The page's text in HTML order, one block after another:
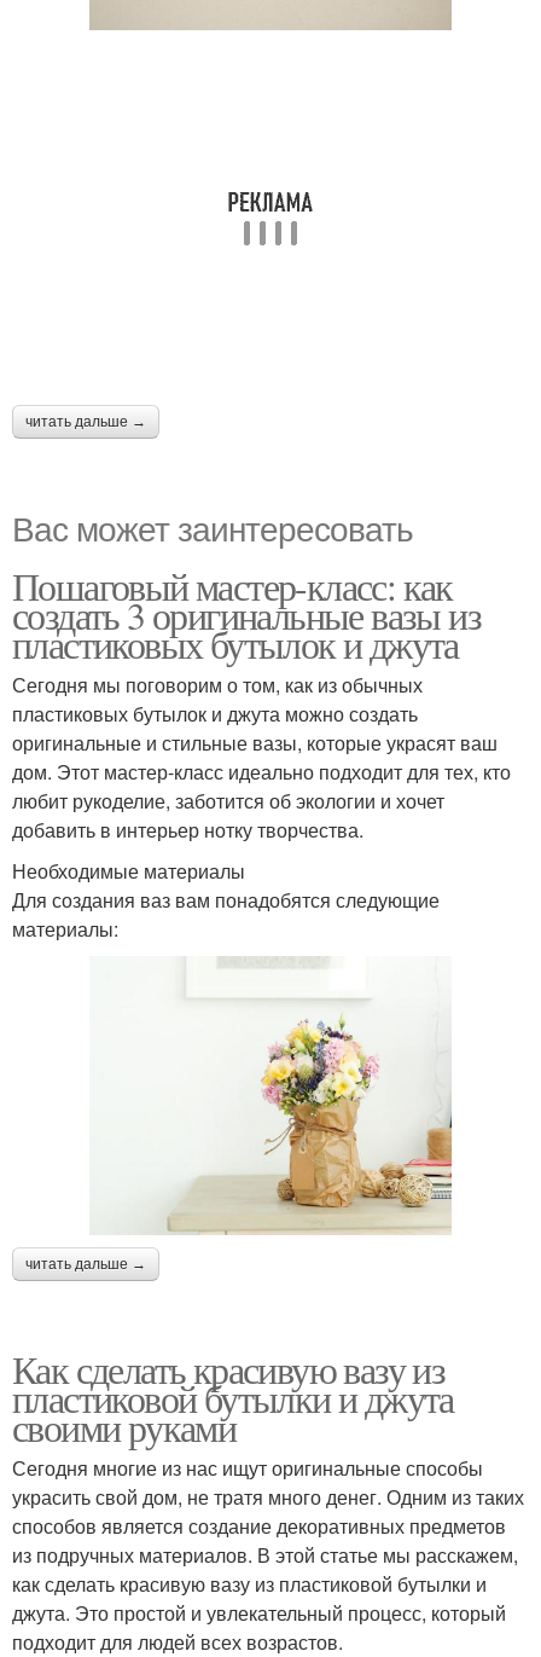
читать дальше →
Вас может заинтересовать
Пошаговый мастер-класс: как
создать 3 оригинальные вазы из
пластиковых бутылок и джута
Сегодня мы поговорим о том, как из обычных
пластиковых бутылок и джута можно создать
оригинальные и стильные вазы, которые украсят ваш
дом. Этот мастер-класс идеально подходит для тех, кто
любит рукоделие, заботится об экологии и хочет
добавить в интерьер нотку творчества.
Необходимые материалы
Для создания ваз вам понадобятся следующие
материалы:
читать дальше →
Как сделать красивую вазу из
пластиковой бутылки и джута
своими руками
Сегодня многие из нас ищут оригинальные способы
украсить свой дом, не тратя много денег. Одним из таких
способов является создание декоративных предметов
из подручных материалов. В этой статье мы расскажем,
как сделать красивую вазу из пластиковой бутылки и
джута. Это простой и увлекательный процесс, который
подходит для людей всех возрастов.